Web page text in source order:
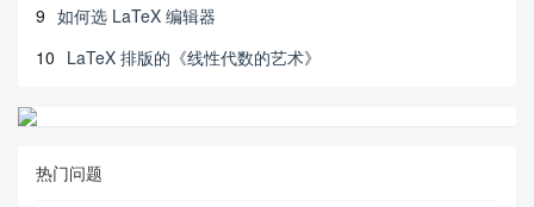
9 如何选 LaTeX 编辑器
10 LaTeX 排版的《线性代数的艺术》
热门问题